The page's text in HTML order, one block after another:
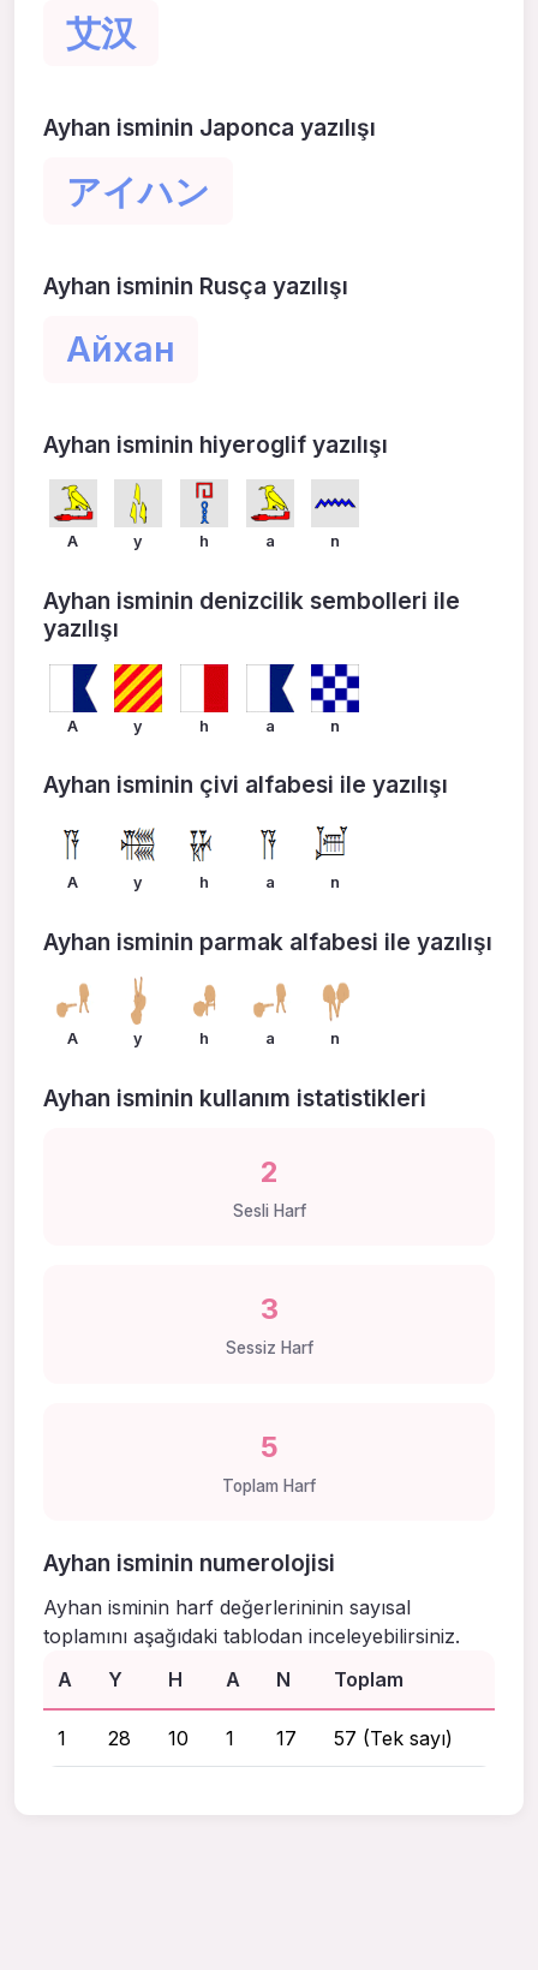
艾汉
Ayhan isminin Japonca yazılışı
アイハン
Ayhan isminin Rusça yazılışı
Айхан
Ayhan isminin hiyeroglif yazılışı
A y h a n
Ayhan isminin denizcilik sembolleri ile
yazılışı
A y h a n
Ayhan isminin çivi alfabesi ile yazılışı
A y h a n
Ayhan isminin parmak alfabesi ile yazılışı
A y h a n
Ayhan isminin kullanım istatistikleri
2
Sesli Harf
3
Sessiz Harf
5
Toplam Harf
Ayhan isminin numerolojisi
Ayhan isminin harf değerlerininin sayısal
toplamını aşağıdaki tablodan inceleyebilirsiniz.
A
Y H A N Toplam
1 28 10 1 17 57 (Tek sayı)